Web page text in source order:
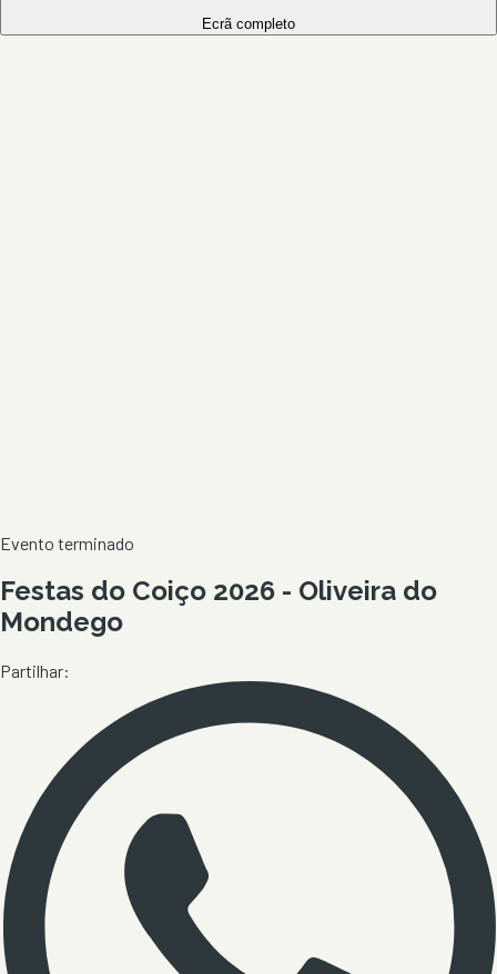
Ecrã completo
Evento terminado
Festas do Coiço 2026 - Oliveira do
Mondego
Partilhar: